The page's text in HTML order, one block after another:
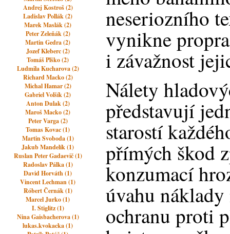
Andrej Kostroš (2)
Ladislav Pollák (2)
Marek Maslák (2)
Peter Zeleňák (2)
Martin Gedra (2)
Jozef Kleberc (2)
Tomáš Plško (2)
Ludmila Kucharova (2)
Richard Macko (2)
Michal Hamar (2)
Gabriel Volšík (2)
Anton Dulak (2)
Maroš Macko (2)
Peter Varga (2)
Tomas Kovac (1)
Martin Svoboda (1)
Jakub Mandelík (1)
Ruslan Peter Gadaevič (1)
Radoslav Pálka (1)
David Horváth (1)
Vincent Lechman (1)
Róbert Černák (1)
Marcel Jurko (1)
I. Stiglitz (1)
Nina Gaisbacherova (1)
lukas.kvokacka (1)
neseriozního
vynikne
i závažnost
Nálety
představují
starostí
přímých škod
konzumací
úvahu
ochranu proti